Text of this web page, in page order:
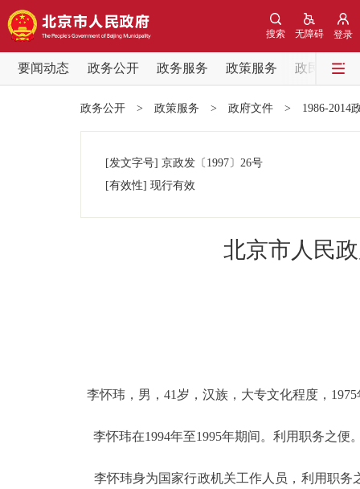
登录
无障碍
搜索
要闻动态 政务公开 政务服务 政策服务
政民互动
党中央精神
决策公开
政务服务
个人服务
政务公开 > 政策服务 > 政府文件 > 1986-2014
[发文字号] 京政发 〔1997〕 26号
[有效性] 现行有效
北京市人民
李怀玮，男，41岁，汉族，大专文化程度，
李怀玮在1994年至1995年期间。利用职务之便
李怀玮身为国家行政机关工作人员，利用职务